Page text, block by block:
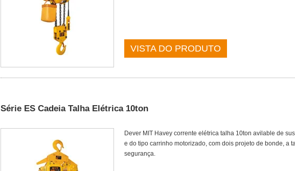
VISTA DO PRODUTO
Série ES Cadeia Talha Elétrica 10ton
Dever MIT Havey corrente elétrica talha 10ton avilable de
e do tipo carrinho motorizado, com dois projeto de bonde, a
segurança.